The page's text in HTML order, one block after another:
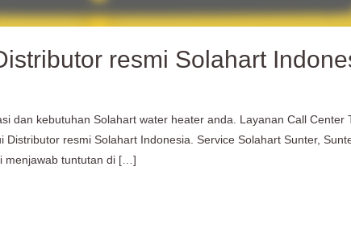
resmi Solahart
dan kebutuhan Solahart water heater anda. Layanan Call Center
resmi Solahart Indonesia. Service Solahart Sunter,
menjawab tuntutan di […]